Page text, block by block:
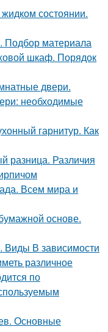
состоянии.
Подбор материала
шкаф. Порядок
двери.
необходимые
гарнитур. Как
разница. Различия
Всем мира и
основе.
В зависимости
различное
по
Основные